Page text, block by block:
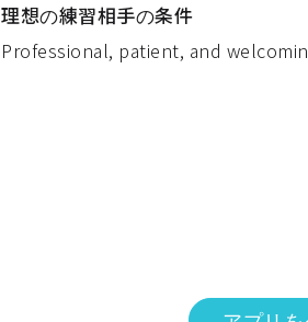
理想の練習相手の条件
Professional, patient, and